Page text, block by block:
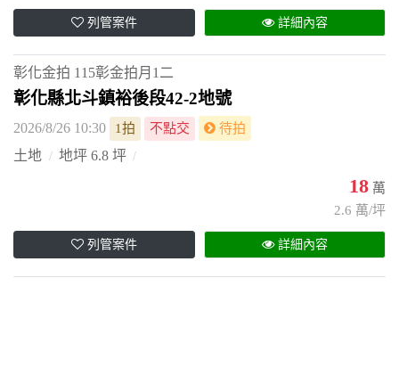
列管案件 詳細內容
彰化金拍 115彰金拍月1二
彰化縣北斗鎮裕後段42-2地號
2026/8/26 10:30 1拍 不點交 待拍
土地 地坪 6.8 坪
18 萬
2.6 萬/坪
列管案件 詳細內容